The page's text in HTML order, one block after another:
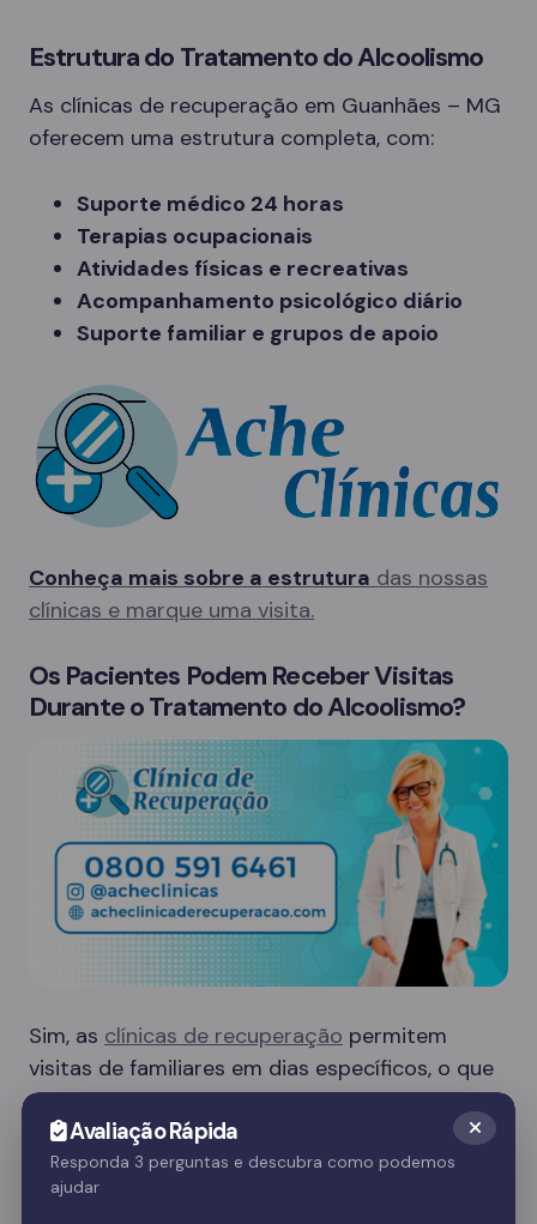
Estrutura do Tratamento do Alcoolismo
As clínicas de recuperação em Guanhães – MG
oferecem uma estrutura completa, com:
Suporte médico 24 horas
Terapias ocupacionais
Atividades físicas e recreativas
Acompanhamento psicológico diário
Suporte familiar e grupos de apoio
Conheça mais sobre a estrutura das nossas
clínicas e marque uma visita.
Os Pacientes Podem Receber Visitas
Durante o Tratamento do Alcoolismo?
Sim, as clínicas de recuperação permitem
visitas de familiares em dias específicos, o que
é crucial para o apoio emocional do paciente.
Essas visitas ajudam no processo de
recuperação e fortalecem o vínculo familiar.
Avaliação Rápida
Responda 3 perguntas e descubra como podemos
ajudar